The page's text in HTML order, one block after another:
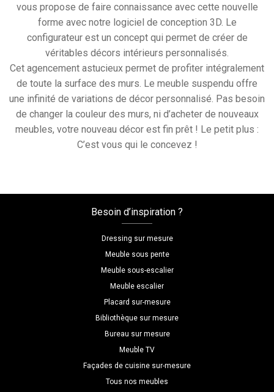
vous propose de faire connaissance avec cette nouvelle
forme avec notre logiciel de conception 3D. Le
configurateur est un concept qui permet de créer de
véritables décors intérieurs personnalisés.
Cet agencement astucieux permet de profiter intégralement
de toute la surface des murs. Le meuble suspendu offre
une infinité de variations de décor personnalisé. Pas besoin
de changer la couleur des murs, ni d’acheter de nouveaux
meubles, votre nouveau décor est fin prêt ! Le petit plus :
C’est vous qui le concevez !
Besoin d’inspiration ?
Dressing sur mesure
Meuble sous pente
Meuble sous-escalier
Meuble escalier
Placard sur-mesure
Bibliothèque sur mesure
Bureau sur mesure
Meuble TV
Façades de cuisine sur-mesure
Tous nos meubles